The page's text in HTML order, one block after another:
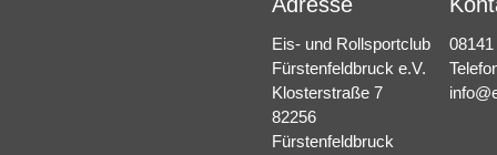
Eis- und Rollsportclub
Fürstenfeldbruck e.V.
Klosterstraße 7
82256
Fürstenfeldbruck